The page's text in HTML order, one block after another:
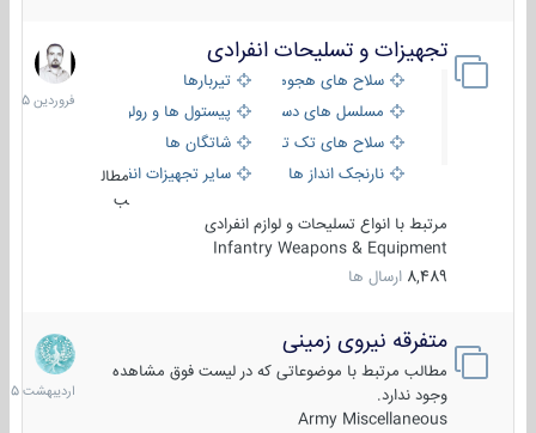
تجهیزات و تسلیحات انفرادی
سلاح های هجومی
تیربارها
مسلسل های دستی
پیستول ها و رولورها
سلاح های تک تیر اندازیشاتگان ها
نارنجک انداز ها
سایر تجهیزات انفرادی
مطال
ب
مرتبط با انواع تسلیحات و لوازم انفرادی
Infantry Weapons & Equipment
8,489 ارسال ها
17
فروردین
1405
متفرقه نیروی زمینی
مطالب مرتبط با موضوعاتی که در لیست فوق مشاهده
وجود ندارد.
Army Miscellaneous
27
1405